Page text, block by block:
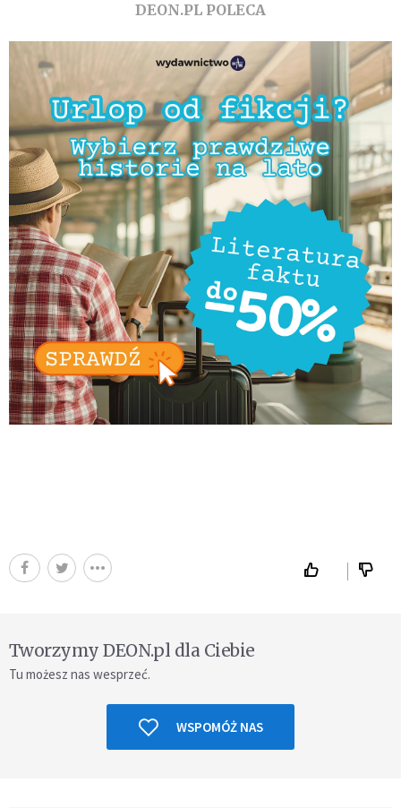
DEON.PL POLECA
Tworzymy DEON.pl dla Ciebie
Tu możesz nas wesprzeć.
WSPOMÓŻ NAS